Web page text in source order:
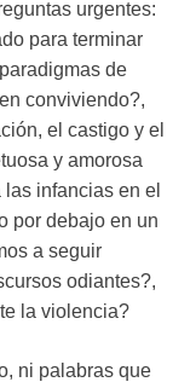
urgentes:
para terminar
de
conviviendo?,
el castigo y el
y amorosa
infancias en el
por debajo en un
a seguir
odiantes?,
la violencia?
ni palabras que